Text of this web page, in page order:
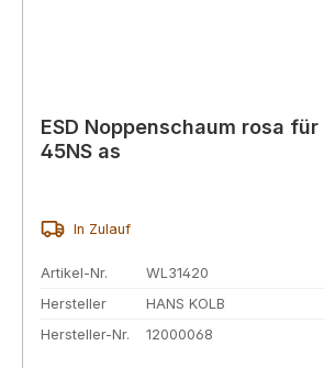
ESD Noppenschaum rosa
45NS as
In Zulauf
Artikel-Nr.
WL31420
Hersteller
HANS KOLB
Hersteller-Nr.
12000068